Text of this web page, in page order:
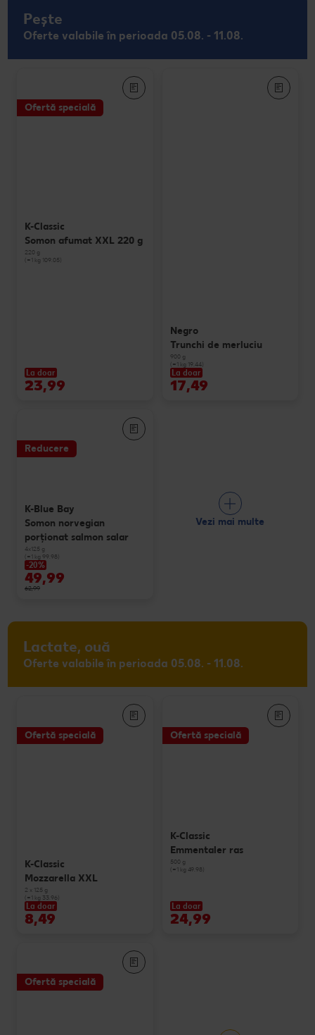
Pește
Oferte valabile în perioada 05.08. - 11.08.
Ofertă specială
K-Classic
Somon afumat XXL 220 g
220 g
(=1 kg 109.05)
La doar
23,99
Negro
Trunchi de merluciu
900 g
(=1 kg 19.44)
La doar
17,49
Reducere
K-Blue Bay
Somon norvegian
porționat salmon salar
4x125 g
(=1 kg 99.98)
-20%
49,99
62,99
Vezi mai multe
Lactate, ouă
Oferte valabile în perioada 05.08. - 11.08.
Ofertă specială
K-Classic
Mozzarella XXL
2 x 125 g
(=1 kg 33.96)
La doar
8,49
Ofertă specială
K-Classic
Emmentaler ras
500 g
(=1 kg 49.98)
La doar
24,99
Ofertă specială